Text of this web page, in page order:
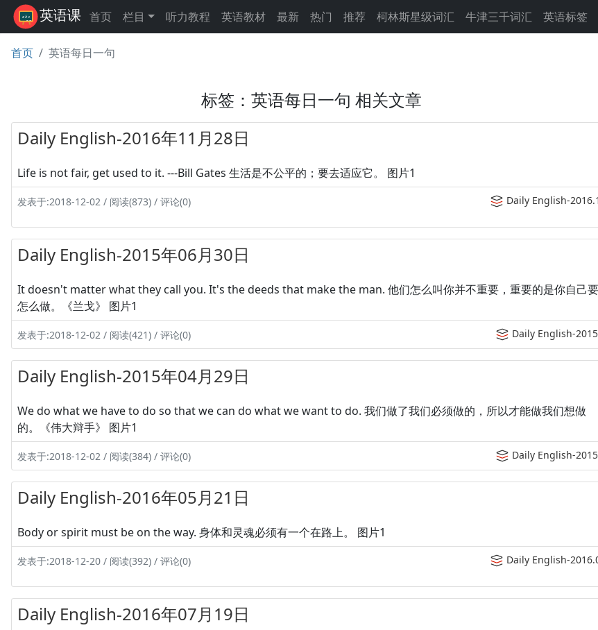
英语课 首页 栏目 听力教程 英语教材 最新 热门 推荐 柯林斯星级词汇 牛津三千词汇 英语标签
首页 英语每日一句
标签：英语每日一句 相关文章
Daily English-2016年11月28日
Life is not fair, get used to it. ---Bill Gates 生活是不公平的；要去适应它。 图片1
发表于:2018-12-02 / 阅读(873) / 评论(0) Daily English-
Daily English-2015年06月30日
It doesn't matter what they call you. It's the deeds that make the man. 他们怎么叫你并不重要，重要的是你自己要
怎么做。《兰戈》 图片1
发表于:2018-12-02 / 阅读(421) / 评论(0) Daily English-
Daily English-2015年04月29日
We do what we have to do so that we can do what we want to do. 我们做了我们必须做的，所以才能做我们想做
的。《伟大辩手》 图片1
发表于:2018-12-02 / 阅读(384) / 评论(0) Daily English-
Daily English-2016年05月21日
Body or spirit must be on the way. 身体和灵魂必须有一个在路上。 图片1
发表于:2018-12-20 / 阅读(392) / 评论(0) Daily English-
Daily English-2016年07月19日